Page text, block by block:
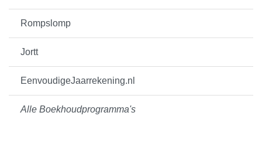
Rompslomp
Jortt
EenvoudigeJaarrekening.nl
Alle Boekhoudprogramma's